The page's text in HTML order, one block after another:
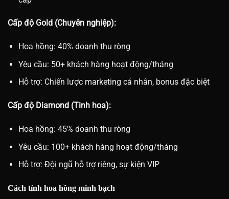
Cấp độ Gold (Chuyên nghiệp):
Hoa hồng: 40% doanh thu ròng
Yêu cầu: 50+ khách hàng hoạt động/tháng
Hỗ trợ: Chiến lược marketing cá nhân, bonus đặc biệt
Cấp độ Diamond (Tinh hoa):
Hoa hồng: 45% doanh thu ròng
Yêu cầu: 100+ khách hàng hoạt động/tháng
Hỗ trợ: Đội ngũ hỗ trợ riêng, sự kiện VIP
Cách tính hoa hồng minh bạch